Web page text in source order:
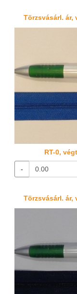
Törzsvásárl. ár,
RT-0,
-
Törzsvásárl. ár,